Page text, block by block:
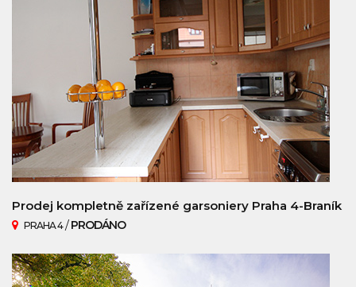
Prodej kompletně zařízené garsoniery Praha 4-Braník
PRAHA 4/PRODÁNO